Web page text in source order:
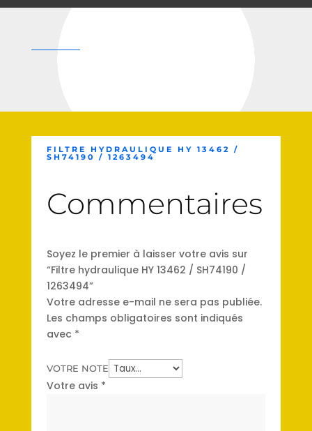
FILTRE HYDRAULIQUE HY 13462 /
SH74190 / 1263494
Commentaires
Soyez le premier à laisser votre avis sur
“Filtre hydraulique HY 13462 / SH74190 /
1263494”
Votre adresse e-mail ne sera pas publiée.
Les champs obligatoires sont indiqués
avec *
VOTRE NOTE
Votre avis *